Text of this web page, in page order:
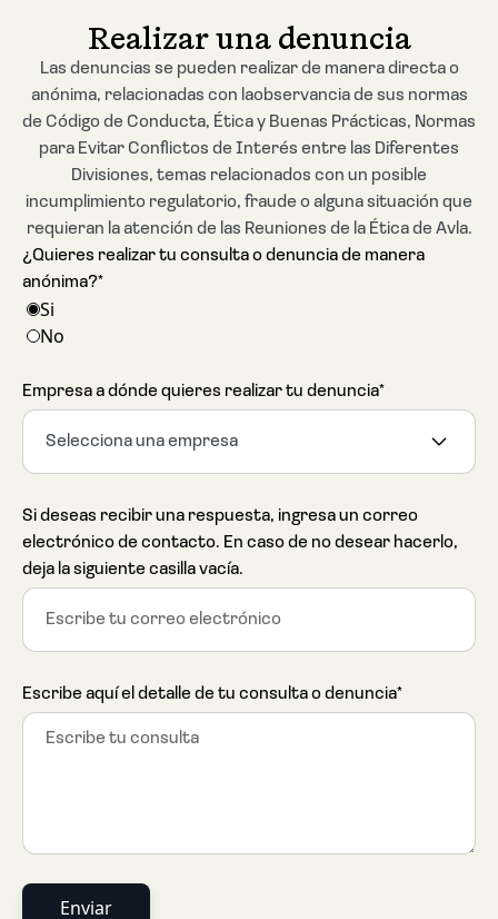
Realizar una denuncia
Las denuncias se pueden realizar de manera directa o
anónima, relacionadas con laobservancia de sus normas
de Código de Conducta, Ética y Buenas Prácticas, Normas
para Evitar Conflictos de Interés entre las Diferentes
Divisiones, temas relacionados con un posible
incumplimiento regulatorio, fraude o alguna situación que
requieran la atención de las Reuniones de la Ética de Avla.
¿Quieres realizar tu consulta o denuncia de manera
anónima?*
Si
No
Empresa a dónde quieres realizar tu denuncia*
Selecciona una empresa
Si deseas recibir una respuesta, ingresa un correo
electrónico de contacto. En caso de no desear hacerlo,
deja la siguiente casilla vacía.
Escribe aquí el detalle de tu consulta o denuncia*